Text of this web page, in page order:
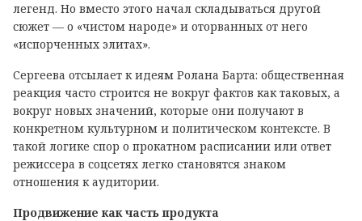
легенд. Но вместо этого начал складываться другой
сюжет — о «чистом народе» и оторванных от него
«испорченных элитах».
Сергеева отсылает к идеям Ролана Барта: общественная
реакция часто строится не вокруг фактов как таковых, а
вокруг новых значений, которые они получают в
конкретном культурном и политическом контексте. В
такой логике спор о прокатном расписании или ответ
режиссера в соцсетях легко становятся знаком
отношения к аудитории.
Продвижение как часть продукта